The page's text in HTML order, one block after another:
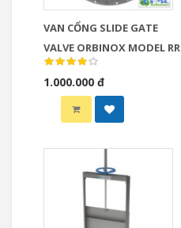
VAN CỔNG SLIDE GATE
VALVE ORBINOX MODEL RR
1.000.000 đ